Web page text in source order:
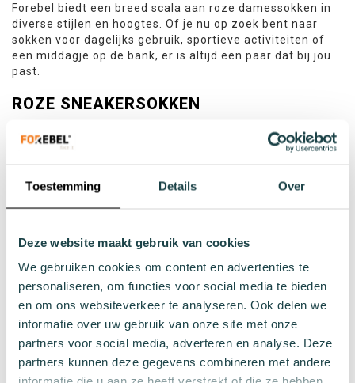
Toestemming Details Over
Deze website maakt gebruik van cookies
We gebruiken cookies om content en advertenties te
personaliseren, om functies voor social media te bieden
en om ons websiteverkeer te analyseren. Ook delen we
informatie over uw gebruik van onze site met onze
partners voor social media, adverteren en analyse. Deze
partners kunnen deze gegevens combineren met andere
Forebel biedt een breed scala aan roze damessokken in
diverse stijlen en hoogtes. Of je nu op zoek bent naar
sokken voor dagelijks gebruik, sportieve activiteiten of
een middagje op de bank, er is altijd een paar dat bij jou
past.
ROZE SNEAKERSOKKEN
of een sportieve look. Ze vallen laag in de schoen en zijn
goed zitten, ook als je de hele dag actief bent.
De roze crew sokken reiken tot halverwege de kuit en
bieden een comfortabele pasvorm en staan ook wel
bekend als hoge sokken. Ze zijn verkrijgbaar in
verschillende tinten roze en variëren van subtiel tot
uitgesproken. Perfect om te dragen bij sneakers, laarzen
of nette schoenen. Deze sokken voegen een vleugje kleur
toe aan zowel casual als zakelijke outfits.
ROZE SPORTSOKKEN